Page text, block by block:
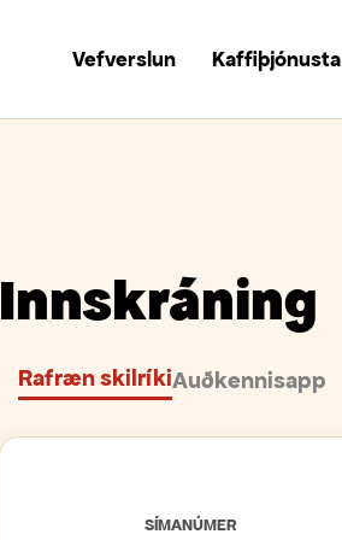
Vefverslun Kaffiþjónusta
Innskráning
Rafræn skilríkiAuðkennisapp
SÍMANÚMER